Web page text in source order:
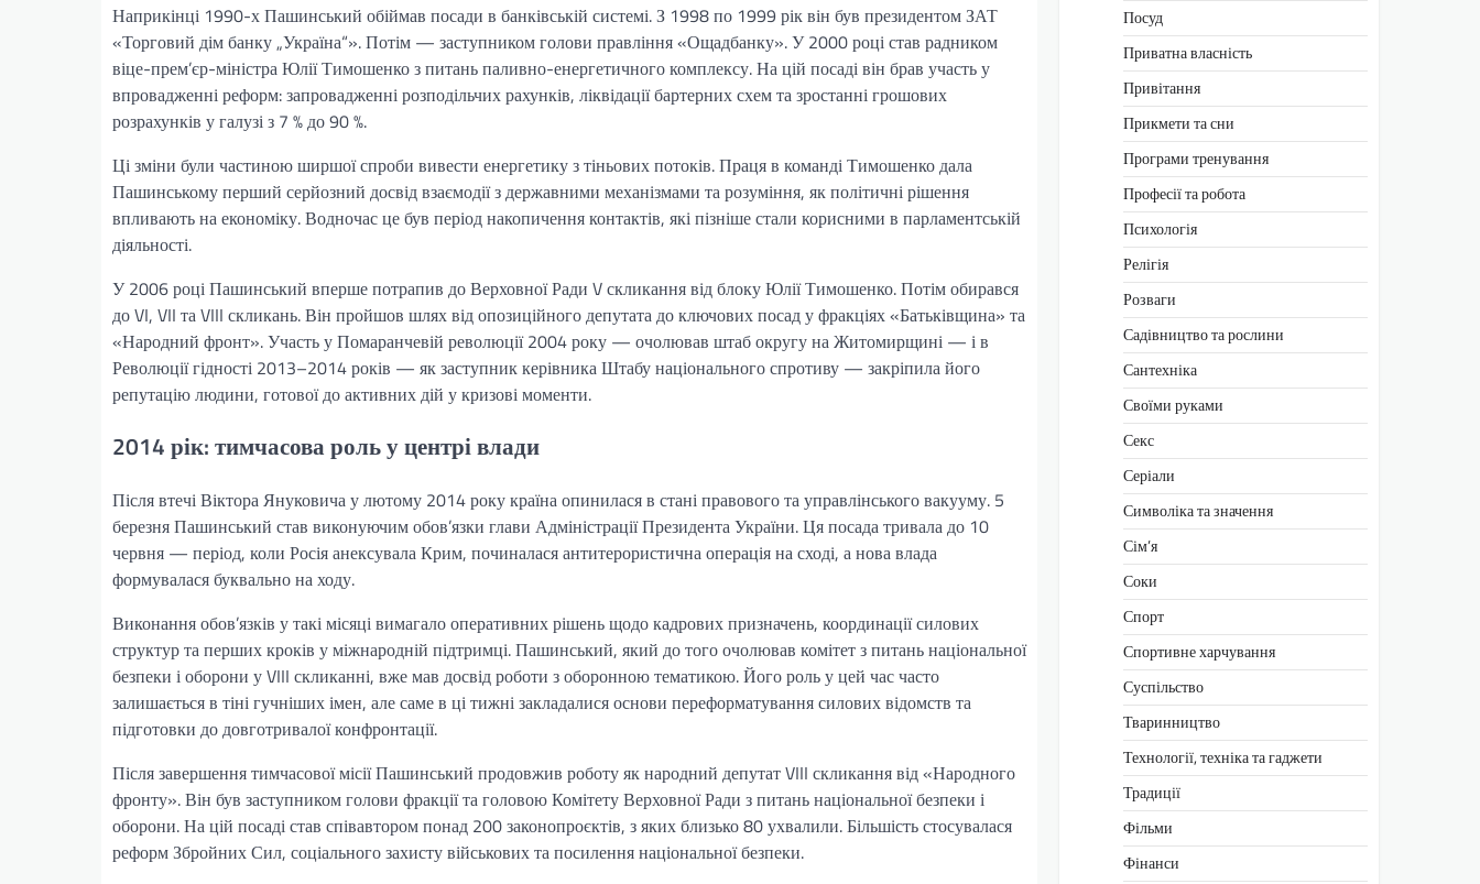
Наприкінці 1990-х Пашинський обіймав посади в банківській системі. З 1998 по 1999 рік він був президентом ЗАТ
«Торговий дім банку „Україна“». Потім — заступником голови правління «Ощадбанку». У 2000 році став радником
віце-прем’єр-міністра Юлії Тимошенко з питань паливно-енергетичного комплексу. На цій посаді він брав участь у
впровадженні реформ: запровадженні розподільчих рахунків, ліквідації бартерних схем та зростанні грошових
розрахунків у галузі з 7 % до 90 %.
Ці зміни були частиною ширшої спроби вивести енергетику з тіньових потоків. Праця в команді Тимошенко дала
Пашинському перший серйозний досвід взаємодії з державними механізмами та розуміння, як політичні рішення
впливають на економіку. Водночас це був період накопичення контактів, які пізніше стали корисними в парламентській
діяльності.
У 2006 році Пашинський вперше потрапив до Верховної Ради V скликання від блоку Юлії Тимошенко. Потім обирався
до VI, VII та VIII скликань. Він пройшов шлях від опозиційного депутата до ключових посад у фракціях «Батьківщина» та
«Народний фронт». Участь у Помаранчевій революції 2004 року — очолював штаб округу на Житомирщині — і в
Революції гідності 2013–2014 років — як заступник керівника Штабу національного спротиву — закріпила його
репутацію людини, готової до активних дій у кризові моменти.
2014 рік: тимчасова роль у центрі влади
Після втечі Віктора Януковича у лютому 2014 року країна опинилася в стані правового та управлінського вакууму. 5
березня Пашинський став виконуючим обов’язки глави Адміністрації Президента України. Ця посада тривала до 10
червня — період, коли Росія анексувала Крим, починалася антитерористична операція на сході, а нова влада
формувалася буквально на ходу.
Виконання обов’язків у такі місяці вимагало оперативних рішень щодо кадрових призначень, координації силових
структур та перших кроків у міжнародній підтримці. Пашинський, який до того очолював комітет з питань національної
безпеки і оборони у VIII скликанні, вже мав досвід роботи з оборонною тематикою. Його роль у цей час часто
залишається в тіні гучніших імен, але саме в ці тижні закладалися основи переформатування силових відомств та
підготовки до довготривалої конфронтації.
Після завершення тимчасової місії Пашинський продовжив роботу як народний депутат VIII скликання від «Народного
фронту». Він був заступником голови фракції та головою Комітету Верховної Ради з питань національної безпеки і
оборони. На цій посаді став співавтором понад 200 законопроєктів, з яких близько 80 ухвалили. Більшість стосувалася
реформ Збройних Сил, соціального захисту військових та посилення національної безпеки.
Посуд
Приватна власність
Привітання
Прикмети та сни
Програми тренування
Професії та робота
Психологія
Релігія
Розваги
Садівництво та рослини
Сантехніка
Своїми руками
Секс
Серіали
Символіка та значення
Сім’я
Соки
Спорт
Спортивне харчування
Суспільство
Тваринництво
Технології, техніка та гаджети
Традиції
Фільми
Фінанси